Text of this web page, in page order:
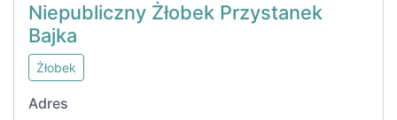
Niepubliczny Żłobek Przystanek
Bajka
Żłobek
Adres